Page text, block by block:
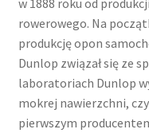
rowerowego. Na
produkcję opon
Dunlop związał się ze
laboratoriach Dunlop
mokrej nawierzchni,
pierwszym